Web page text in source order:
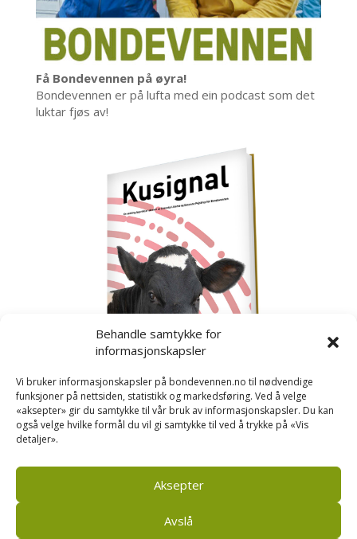
Behandle samtykke for
informasjonskapsler
Vi bruker informasjonskapsler på bondevennen.no til nødvendige
funksjoner på nettsiden, statistikk og markedsføring. Ved å velge
«aksepter» gir du samtykke til vår bruk av informasjonskapsler. Du kan
også velge hvilke formål du vil gi samtykke til ved å trykke på «Vis
detaljer».
Aksepter
Avslå
Få Bondevennen på øyra!
Bondevennen er på lufta med ein podcast som det
luktar fjøs av!
Kusignal